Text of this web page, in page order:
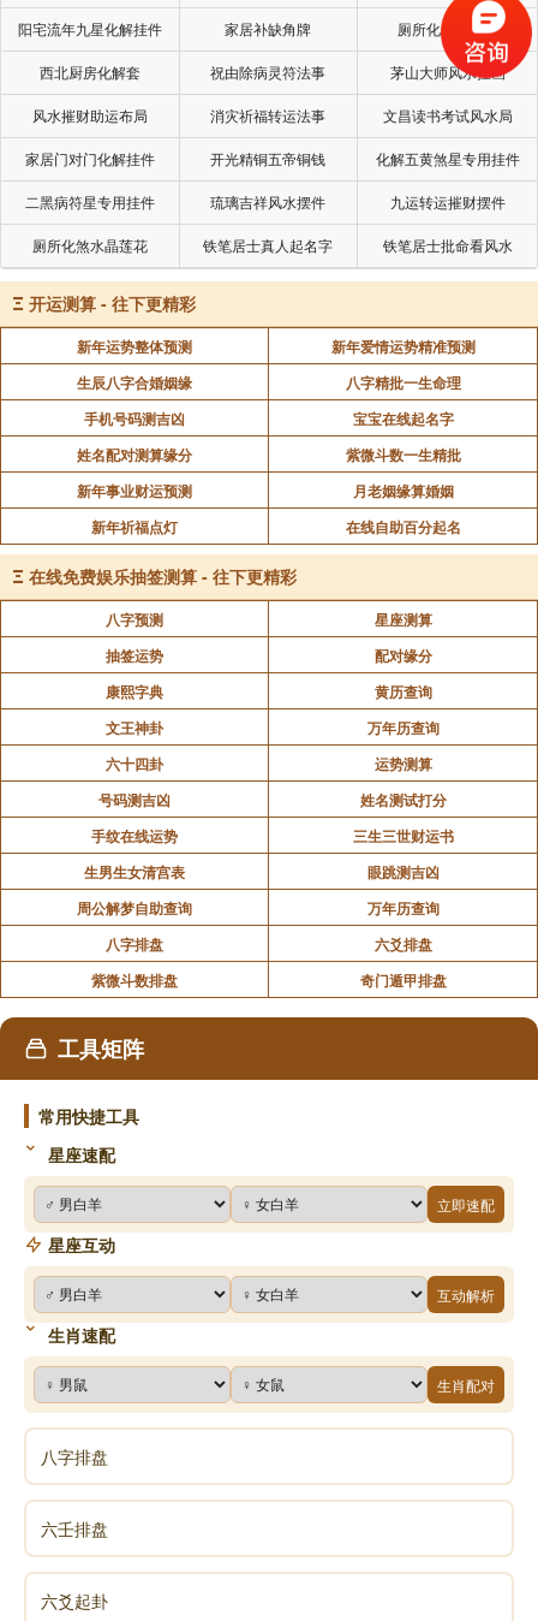
念佛、诵经、持咒、茹素等犹为殊胜，
具大功德。
阅读福寿增延，
转发功德无量。
南海普陀山,大慈观世音,
千处祈求应,救度世间苦。
南海普陀山,大悲观世音,
杨枝洒甘露,净洒遍尘刹。
南海普陀山,观自在菩萨,
现千手千眼,佛光照大千。
文 / 传静 图 / 寂戒 编辑 / 果宽
声明：部分内容来于网络，如有侵权，请联系我们删除！以上内容，并
阳宅流年九星化解挂件 家居补缺角牌 厕所化秽气煞套
西北厨房化解套 祝由除病灵符法事 茅山大师风水挂画
风水摧财助运布局 消灾祈福转运法事 文昌读书考试风水局
家居门对门化解挂件 开光精铜五帝铜钱 化解五黄煞星专用挂件
二黑病符星专用挂件 琉璃吉祥风水摆件 九运转运摧财摆件
厕所化煞水晶莲花 铁笔居士真人起名字 铁笔居士批命看风水
Ξ 开运测算 - 往下更精彩
新年运势整体预测
新年爱情运势精准预测
生辰八字合婚姻缘
八字精批一生命理
手机号码测吉凶
宝宝在线起名字
姓名配对测算缘分
紫微斗数一生精批
新年事业财运预测
月老姻缘算婚姻
新年祈福点灯
在线自助百分起名
Ξ 在线免费娱乐抽签测算 - 往下更精彩
八字预测
星座测算
抽签运势
配对缘分
康熙字典
黄历查询
文王神卦
万年历查询
六十四卦
运势测算
号码测吉凶
姓名测试打分
手纹在线运势
三生三世财运书
生男生女清宫表
眼跳测吉凶
周公解梦自助查询
万年历查询
八字排盘
六爻排盘
紫微斗数排盘
奇门遁甲排盘
工具矩阵
常用快捷工具
星座速配
立即速配
星座互动
互动解析
生肖速配
生肖配对
八字排盘
六壬排盘
六爻起卦